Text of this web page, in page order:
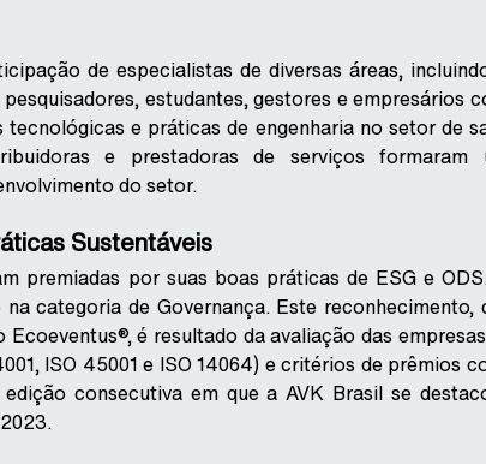
de especialistas de diversas áreas,
estudantes, gestores e empresários
e práticas de engenharia no setor de
e prestadoras de serviços
do setor.
Sustentáveis
premiadas por suas boas práticas de ESG e
categoria de Governança. Este reconhecimento,
é resultado da avaliação das
ISO 45001 e ISO 14064) e critérios de prêmios
consecutiva em que a AVK Brasil se